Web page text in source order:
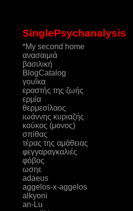
SinglePsychanalysis
*My second home
ανασαιμιά
βασιλική
ΒlogCatalog
γουΐκα
εραστής της ζωής
ερμία
θερμεσίλαος
ιωάννης κυριαζής
κούκος (μονος)
σπίθας
τέρας της αμάθειας
φεγγαραγκαλιές
φόβος
ωσηε
adaeus
aggelos-x-aggelos
alkyoni
an-Lu